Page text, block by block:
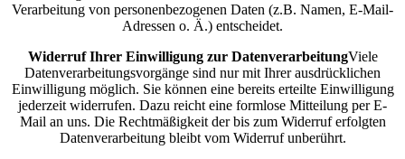
Verarbeitung von personenbezogenen Daten (z.B. Namen, E-Mail-
Adressen o. Ä.) entscheidet.
Widerruf Ihrer Einwilligung zur DatenverarbeitungViele
Datenverarbeitungsvorgänge sind nur mit Ihrer ausdrücklichen
Einwilligung möglich. Sie können eine bereits erteilte Einwilligung
jederzeit widerrufen. Dazu reicht eine formlose Mitteilung per E-
Mail an uns. Die Rechtmäßigkeit der bis zum Widerruf erfolgten
Datenverarbeitung bleibt vom Widerruf unberührt.